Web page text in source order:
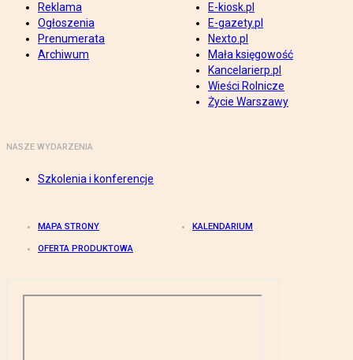
Reklama
Ogłoszenia
Prenumerata
Archiwum
E-kiosk.pl
E-gazety.pl
Nexto.pl
Mała księgowość
Kancelarierp.pl
Wieści Rolnicze
Życie Warszawy
NASZE WYDARZENIA
Szkolenia i konferencje
MAPA STRONY KALENDARIUM
OFERTA PRODUKTOWA